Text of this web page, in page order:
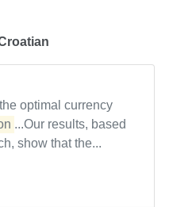
optimal currency
...Our results, based
show that the...